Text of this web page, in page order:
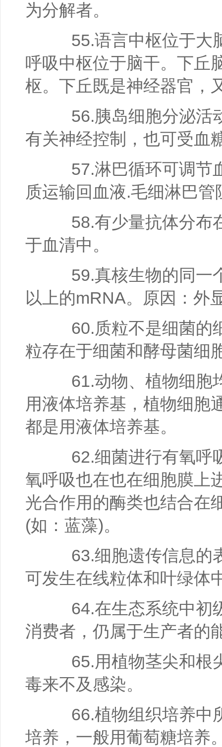
为分解者。
55.语言中枢位于大
呼吸中枢位于脑干。下丘
枢。下丘既是神经器官，
56.胰岛细胞分泌活
有关神经控制，也可受血
57.淋巴循环可调节
质运输回血液.毛细淋巴
58.有少量抗体分布
于血清中。
59.真核生物的同一
以上的mRNA。原因：外
60.质粒不是细菌的
粒存在于细菌和酵母菌细
61.动物、植物细胞
用液体培养基，植物细胞
都是用液体培养基。
62.细菌进行有氧呼
氧呼吸也在也在细胞膜上
光合作用的酶类也结合在
(如：蓝藻)。
63.细胞遗传信息的
可发生在线粒体和叶绿体
64.在生态系统中初
消费者，仍属于生产者的
65.用植物茎尖和根
毒来不及感染。
66.植物组织培养中
培养，一般用葡萄糖培养